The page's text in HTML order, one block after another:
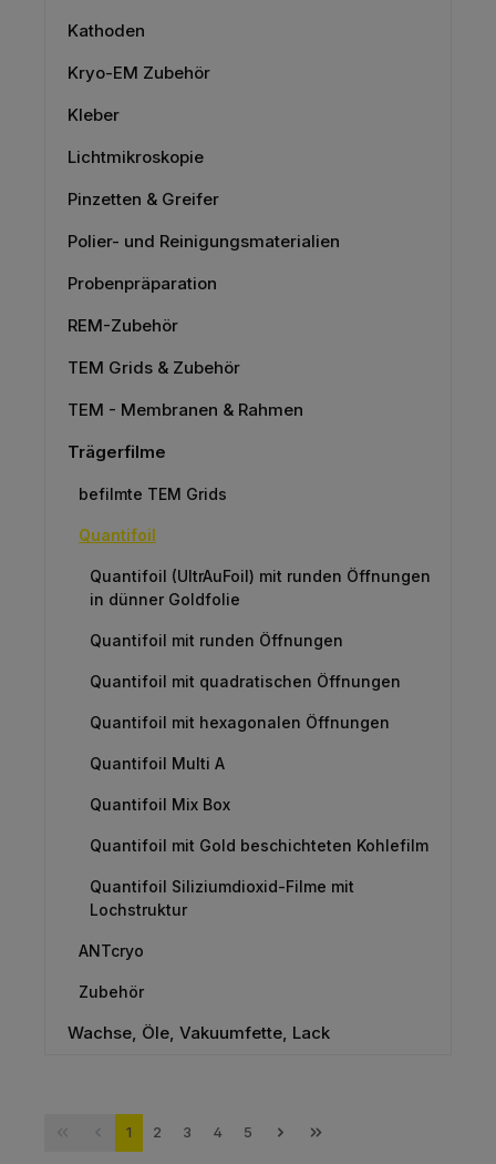
Kathoden
Kryo-EM Zubehör
Kleber
Lichtmikroskopie
Pinzetten & Greifer
Polier- und Reinigungsmaterialien
Probenpräparation
REM-Zubehör
TEM Grids & Zubehör
TEM - Membranen & Rahmen
Trägerfilme
befilmte TEM Grids
Quantifoil
Quantifoil (UltrAuFoil) mit runden Öffnungen
in dünner Goldfolie
Quantifoil mit runden Öffnungen
Quantifoil mit quadratischen Öffnungen
Quantifoil mit hexagonalen Öffnungen
Quantifoil Multi A
Quantifoil Mix Box
Quantifoil mit Gold beschichteten Kohlefilm
Quantifoil Siliziumdioxid-Filme mit
Lochstruktur
ANTcryo
Zubehör
Wachse, Öle, Vakuumfette, Lack
Seite
1 Seite
2 Seite
3 Seite
4 Seite
5